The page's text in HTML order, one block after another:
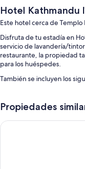
Hotel Kathmandu
Este hotel cerca de Templo
Disfruta de tu estadía en
servicio de lavandería/
restaurante, la propiedad
para los huéspedes.
También se incluyen los
Desayuno continental
Propiedades
Hotel Pomelo House